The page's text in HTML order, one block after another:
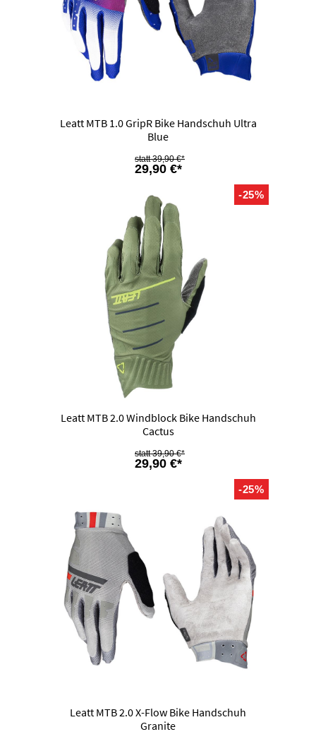
Leatt MTB 1.0 GripR Bike Handschuh Ultra
Blue
29,90 €*
39,90 €*
-25%
Leatt MTB 2.0 Windblock Bike Handschuh
Cactus
29,90 €*
39,90 €*
-25%
Leatt MTB 2.0 X-Flow Bike Handschuh
Granite